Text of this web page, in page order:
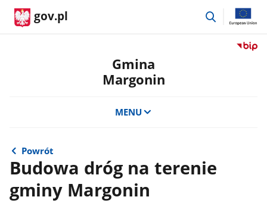
gov.pl
przejdź
Przejdź
Gmina
Margonin
MENU
Powrót
Budowa dróg na terenie
gminy Margonin